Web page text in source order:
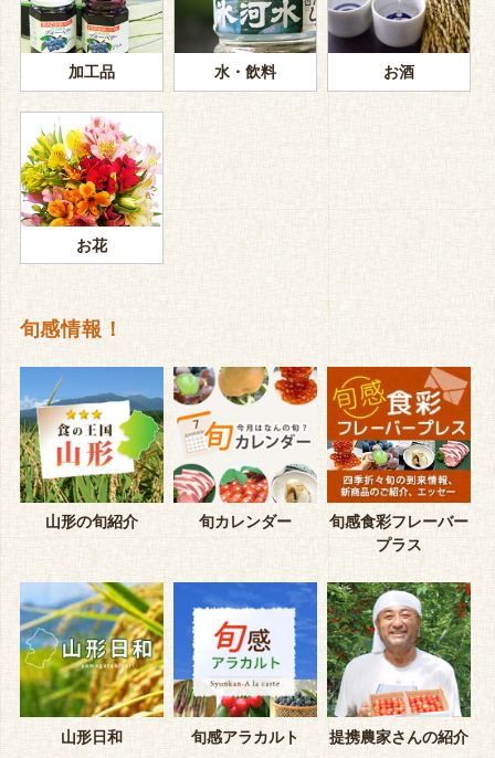
加工品 水・飲料 お酒
お花
旬感情報！
山形の旬紹介 旬カレンダー
旬感食彩フレーバー
プラス
山形日和 旬感アラカルト 提携農家さんの紹介